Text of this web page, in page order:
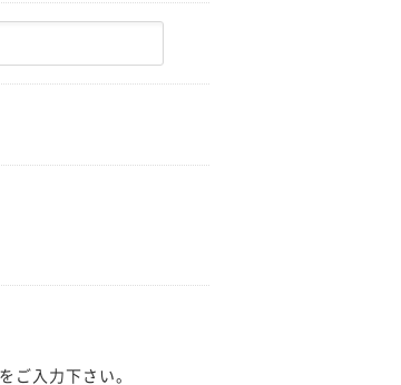
ご入力下さい。